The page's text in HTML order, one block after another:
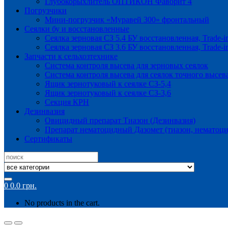
Погрузчики
Мини-погрузчик «Муравей 300» фронтальный
Сеялки бу и восстановленные
Сеялка зерновая СЗ 5.4 БУ восстановленная, Trade-
Сеялка зерновая СЗ 3.6 БУ восстановленная, Trade-
Запчасти к сельхозтехнике
Система контроля высева для зерновых сеялок
Система контроля высева для сеялок точного
Ящик зернотуковый к сеялке СЗ-5,4
Ящик зернотуковый к сеялке СЗ-3,6
Секция КРН
Дезинвазия
Овицидный препарат Тиазон (Дезинвазия)
Препарат нематоцидный Дазомет (тиазон,
Сертификаты
Search
for:
0 0.0 грн.
No products in the cart.